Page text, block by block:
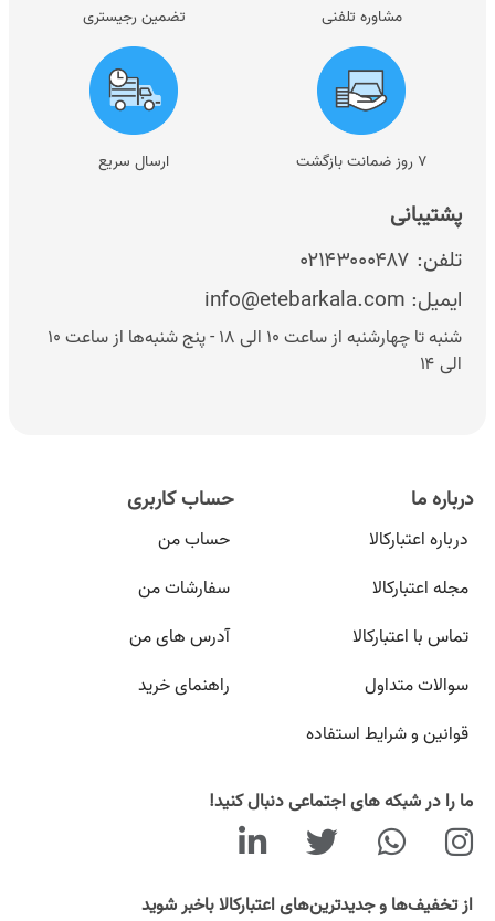
پشتیبانی
تلفن: ۰۲۱۴۳۰۰۰۴۸۷
ایمیل: info@etebarkala.com
شنبه تا چهارشنبه از ساعت ۱۰ الی ۱۸ - پنج شنبه‌ها از ساعت ۱۰
الی ۱۴
مشاوره تلفنی تضمین رجیستری
۷ روز ضمانت بازگشت ارسال سریع
درباره ما
درباره اعتبارکالا
مجله اعتبارکالا
تماس با اعتبارکالا
سوالات متداول
قوانین و شرایط استفاده
حساب کاربری
حساب من
سفارشات من
آدرس های من
راهنمای خرید
ما را در شبکه های اجتماعی دنبال کنید!
از تخفیف‌ها و جدیدترین‌های اعتبارکالا باخبر شوید